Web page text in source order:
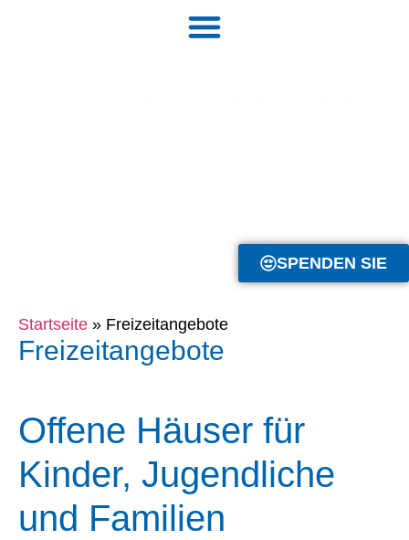
SPENDEN SIE
Startseite » Freizeitangebote
Freizeitangebote
Offene Häuser für
Kinder, Jugendliche
und Familien